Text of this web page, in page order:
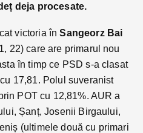
deja procesate.
victoria înSangeorz Bai
22) care are primarul nou
în timp ce PSD s-a clasat
17,81. Polul suveranist
POT cu 12,81%. AUR a
Șanț, Josenii Birgaului,
(ultimele două cu primari